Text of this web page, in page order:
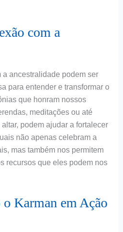
com a
a ancestralidade podem ser
para entender e transformar o
que honram nossos
meditações ou até
podem ajudar a fortalecer
não apenas celebram a
mas também nos permitem
recursos que eles podem nos
Karman em Ação